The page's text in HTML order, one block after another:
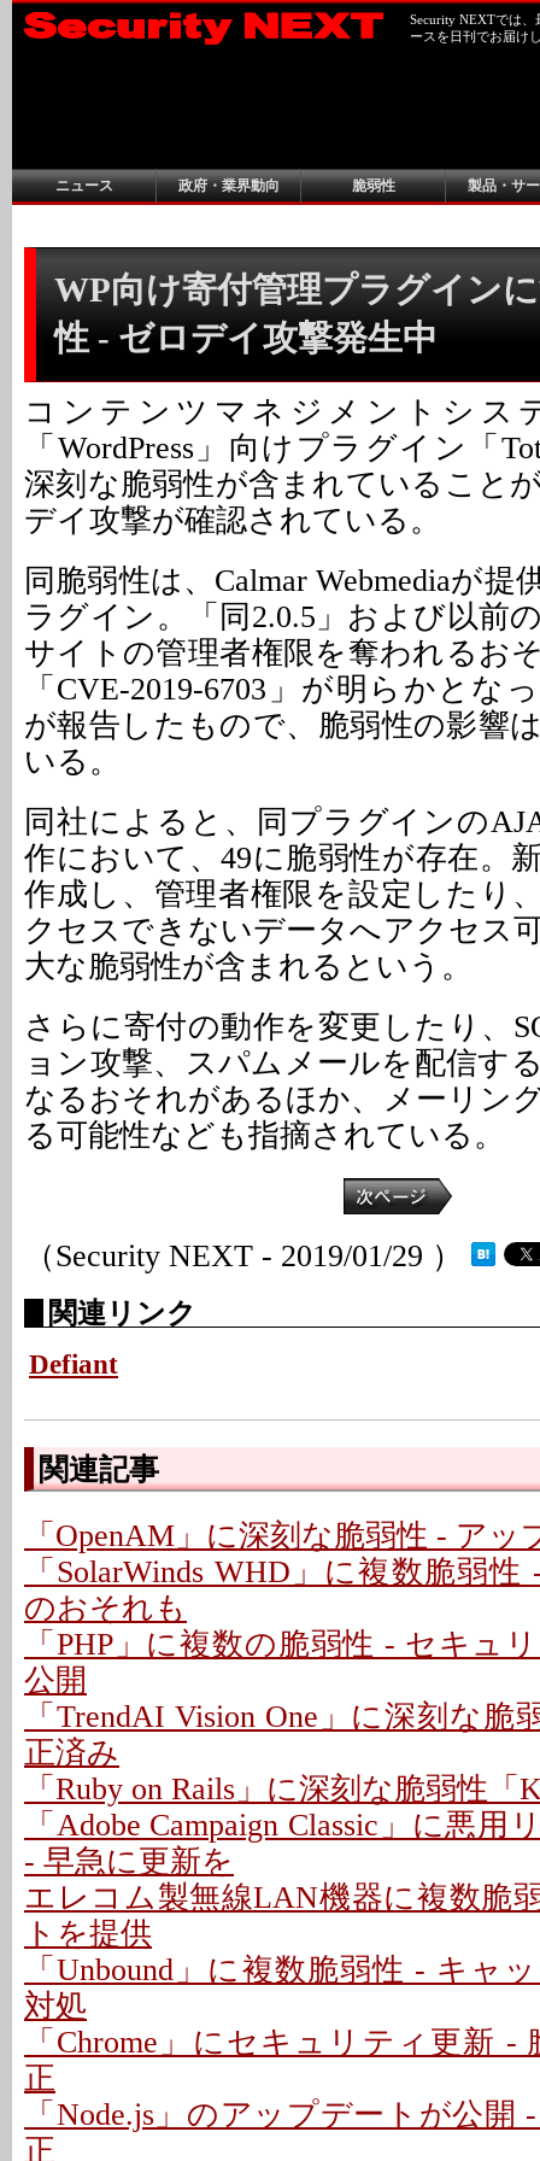
Security NEXTでは
ースを日刊でお届け
ニュース 政府・業界動向 脆弱性 製品・サ
WP向け寄付管理プラグイン
性 - ゼロデイ攻撃発生中
コンテンツマネジメントシス
「WordPress」向けプラグイン「
深刻な脆弱性が含まれていること
デイ攻撃が確認されている。
同脆弱性は、Calmar Webmediaが提
ラグイン。「同2.0.5」および以前
サイトの管理者権限を奪われるお
「CVE-2019-6703」が明らかとな
が報告したもので、脆弱性の影響
いる。
同社によると、同プラグインの
作において、49に脆弱性が存在。
作成し、管理者権限を設定したり
クセスできないデータへアクセス
大な脆弱性が含まれるという。
さらに寄付の動作を変更したり、
ョン攻撃、スパムメールを配信す
なるおそれがあるほか、メーリン
る可能性なども指摘されている。
（Security NEXT - 2019/01/29 ）
関連リンク
Defiant
関連記事
「OpenAM」に深刻な脆弱性 - ア
「SolarWinds WHD」に複数脆弱
のおそれも
「PHP」に複数の脆弱性 - セキュ
公開
「TrendAI Vision One」に深刻な脆
正済み
「Ruby on Rails」に深刻な脆弱性「
「Adobe Campaign Classic」に悪
- 早急に更新を
エレコム製無線LAN機器に複数脆
トを提供
「Unbound」に複数脆弱性 - キャ
対処
「Chrome」にセキュリティ更新 -
正
「Node.js」のアップデートが公開
正